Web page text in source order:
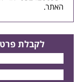
האתר.
לקבלת